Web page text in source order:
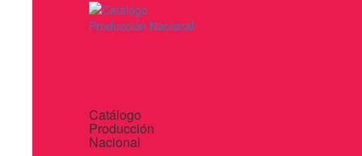
Catálogo
Producción
Nacional